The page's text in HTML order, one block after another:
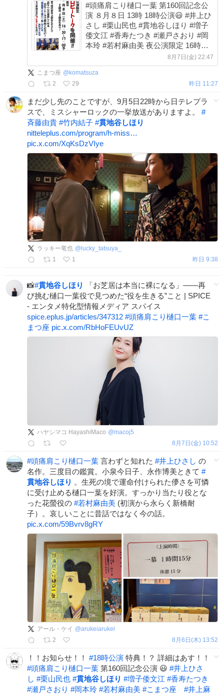
#頭痛肩こり樋口一葉 第160回記念公
演 ８月８日 13時 18時公演😃 #井上ひ
さし #栗山民也 #貫地谷しほり #増子
倭文江 #香寿たつき #瀬戸さおり #岡
本玲 #若村麻由美 夜公演限定 16時半
から ＃ロビートーク もあり！ #こま
つ座 ＃井上麻矢 #プレゼント 当日券
は紀伊國屋サザンシアターにて販売🎫
8月7日(金) 22:47
こまつ座 @ komatsuza
2
29 昨日 11:27
まだ少し先のことですが、9月5日22時から日テレプラ
スで、ミスシャーロックの一挙放送がありますよ。 #
斉藤由貴 #竹内結子 #貫地谷しほり
nitteleplus.com/program/h-miss…
pic.x.com/XqKsDzVIye
ラッキー竜也 @ lucky_tatsuya_
1
1 昨日 9:38
📸#貫地谷しほり
「お芝居は本当に裸になる」――再
び挑む樋口一葉役で見つめた“役を生きる”こと | SPICE
- エンタメ特化型情報メディア スパイス
spice.eplus.jp/articles/347312 #頭痛肩こり樋口一葉 #こ
まつ座 pic.x.com/RbHoFEUvUZ
ハヤシマコ HayashiMaco @macoj5
8月7日(金) 10:52
#頭痛肩こり樋口一葉 言わずと知れた #井上ひさし の
名作。三度目の鑑賞。小泉今日子、永作博美ときて #
貫地谷しほり 。生死の境で運命付けられた儚さを可憐
に受け止める樋口一葉を好演。すっかり当たり役とな
った花螢役の #若村麻由美 (初演から永らく新橋耐
子）。哀しいことに昔話ではなく今の話。
pic.x.com/59Bvrv8gRY
アール・ケイ @arukeiarukei
2
8月6日(木) 13:52
！！お知らせ！！ #18時公演 特典！？ 詳細はあす！！
#頭痛肩こり樋口一葉 第160回記念公演 😃 #井上ひさ
し #栗山民也 #貫地谷しほり #増子倭文江 #香寿たつき
#瀬戸さおり #岡本玲 #若村麻由美 #こまつ座 #井上麻